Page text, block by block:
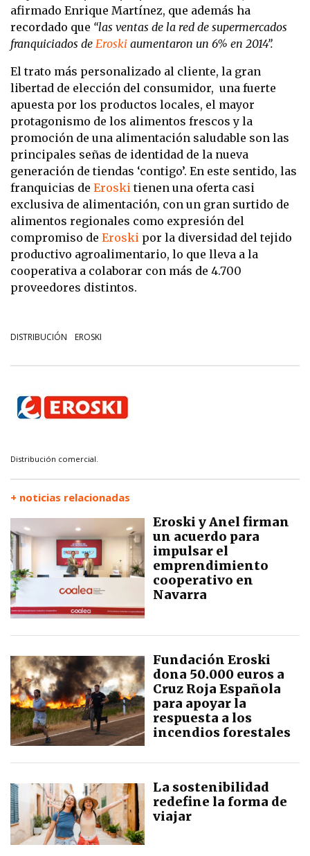
afirmado Enrique Martínez, que además ha
recordado que “las ventas de la red de supermercados
franquiciados de Eroski aumentaron un 6% en 2014”.
El trato más personalizado al cliente, la gran
libertad de elección del consumidor, una fuerte
apuesta por los productos locales, el mayor
protagonismo de los alimentos frescos y la
promoción de una alimentación saludable son las
principales señas de identidad de la nueva
generación de tiendas ‘contigo’. En este sentido, las
franquicias de Eroski tienen una oferta casi
exclusiva de alimentación, con un gran surtido de
alimentos regionales como expresión del
compromiso de Eroski por la diversidad del tejido
productivo agroalimentario, lo que lleva a la
cooperativa a colaborar con más de 4.700
proveedores distintos.
DISTRIBUCIÓN EROSKI
Distribución comercial.
+ noticias relacionadas
Eroski y Anel firman
un acuerdo para
impulsar el
emprendimiento
cooperativo en
Navarra
Fundación Eroski
dona 50.000 euros a
Cruz Roja Española
para apoyar la
respuesta a los
incendios forestales
La sostenibilidad
redefine la forma de
viajar